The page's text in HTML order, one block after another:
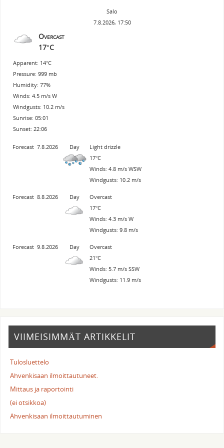
Salo
7.8.2026, 17:50
Overcast
17°C
Apparent: 14°C
Pressure: 999 mb
Humidity: 77%
Winds: 4.5 m/s W
Windgusts: 10.2 m/s
Sunrise: 05:01
Sunset: 22:06
Forecast 7.8.2026 Day
Light drizzle
17°C
Winds: 4.8 m/s WSW
Windgusts: 10.2 m/s
Forecast 8.8.2026 Day
Overcast
17°C
Winds: 4.3 m/s W
Windgusts: 9.8 m/s
Forecast 9.8.2026 Day
Overcast
21°C
Winds: 5.7 m/s SSW
Windgusts: 11.9 m/s
VIIMEISIMMÄT ARTIKKELIT
Tulosluettelo
Ahvenkisaan ilmoittautuneet.
Mittaus ja raportointi
(ei otsikkoa)
Ahvenkisaan ilmoittautuminen